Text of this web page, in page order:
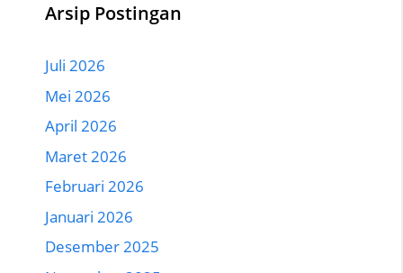
Arsip Postingan
Juli 2026
Mei 2026
April 2026
Maret 2026
Februari 2026
Januari 2026
Desember 2025